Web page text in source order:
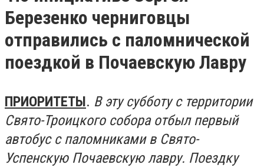
Березенко черниговцы
отправились с паломнической
поездкой в Почаевскую Лавру
ПРИОРИТЕТЫ. В эту субботу с территории
Свято-Троицкого собора отбыл первый
автобус с паломниками в Свято-
Успенскую Почаевскую лавру. Поездку